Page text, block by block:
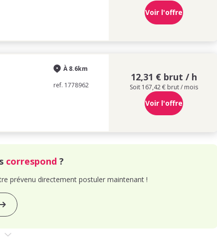
Voir l'offre
À 8.6km
ref. 1778962
12,31 € brut / h
Soit 167,42 € brut / mois
Voir l'offre
correspond ?
prévenu directement postuler maintenant !